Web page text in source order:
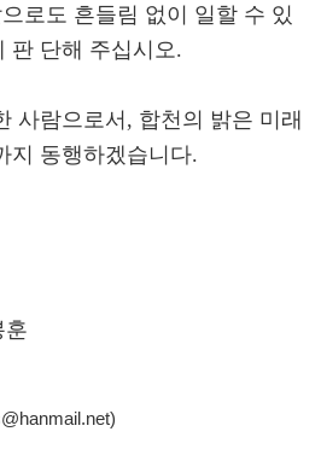
로도 흔들림 없이 일할 수 있
판 단해 주십시오.
사람으로서, 합천의 밝은 미래
지 동행하겠습니다.
훈